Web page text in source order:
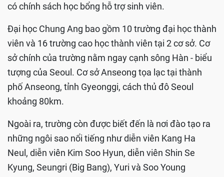
có chính sách học bổng hỗ trợ sinh viên.
Đại học Chung Ang bao gồm 10 trường đại học thành
viên và 16 trường cao học thành viên tại 2 cơ sở. Cơ
sở chính của trường nằm ngay cạnh sông Hàn - biểu
tượng của Seoul. Cơ sở Anseong tọa lạc tại thành
phố Anseong, tỉnh Gyeonggi, cách thủ đô Seoul
khoảng 80km.
Ngoài ra, trường còn được biết đến là nơi đào tạo ra
những ngôi sao nổi tiếng như diễn viên Kang Ha
Neul, diễn viên Kim Soo Hyun, diễn viên Shin Se
Kyung, Seungri (Big Bang), Yuri và Soo Young